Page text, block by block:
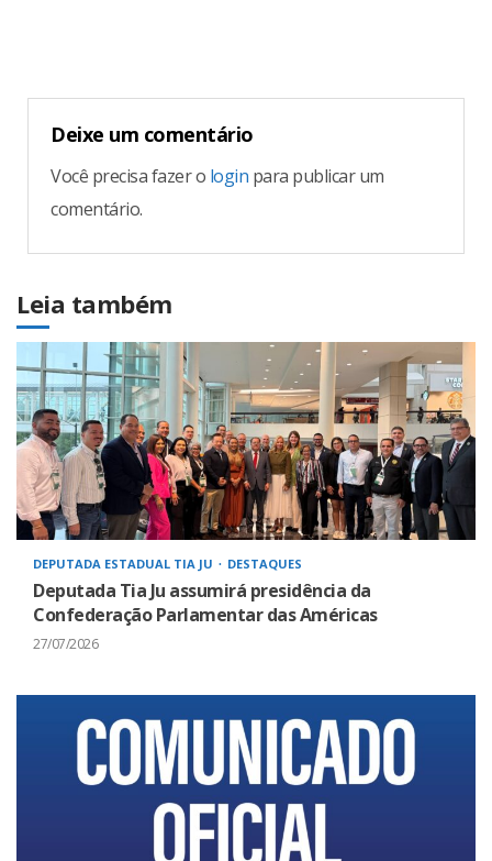
Deixe um comentário
Você precisa fazer o login para publicar um
comentário.
Leia também
DEPUTADA ESTADUAL TIA JU DESTAQUES
Deputada Tia Ju assumirá presidência da
Confederação Parlamentar das Américas
27/07/2026